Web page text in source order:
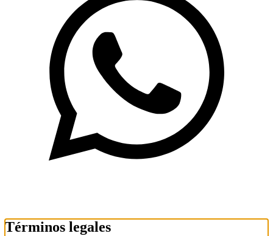
Términos legales